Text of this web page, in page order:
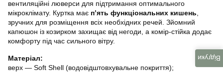
вентиляційні люверси для підтримання оптимального
мікроклімату. Куртка має п’ять функціональних кишень
зручних для розміщення всіх необхідних речей. Зйомний
капюшон із козирком захищає від негоди, а комір-стійка додає
комфорту під час сильного вітру.
Матеріал:
верх — Soft Shell (водовідштовхувальне покриття);
Відгуки